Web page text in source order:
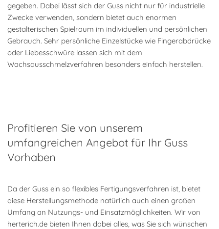
gegeben. Dabei lässt sich der Guss nicht nur für industrielle
Zwecke verwenden, sondern bietet auch enormen
gestalterischen Spielraum im individuellen und persönlichen
Gebrauch. Sehr persönliche Einzelstücke wie Fingerabdrücke
oder Liebesschwüre lassen sich mit dem
Wachsausschmelzverfahren besonders einfach herstellen.
Profitieren Sie von unserem
umfangreichen Angebot für Ihr Guss
Vorhaben
Da der Guss ein so flexibles Fertigungsverfahren ist, bietet
diese Herstellungsmethode natürlich auch einen großen
Umfang an Nutzungs- und Einsatzmöglichkeiten. Wir von
herterich.de bieten Ihnen dabei alles, was Sie sich wünschen